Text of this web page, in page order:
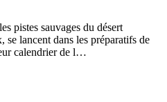
pistes sauvages du désert
lancent dans les préparatifs de
calendrier de l…